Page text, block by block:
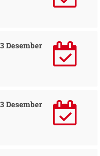
Desember
Desember